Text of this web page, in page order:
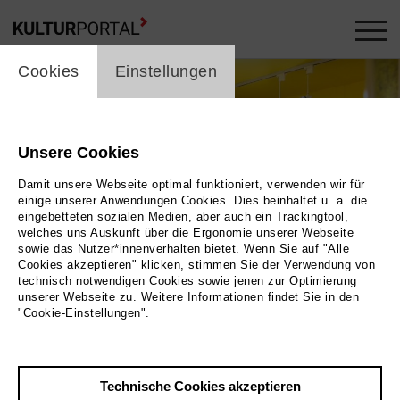
cookie_layer
Cookies Einstellungen
Unsere Cookies
Damit unsere Webseite optimal funktioniert, verwenden wir für
einige unserer Anwendungen Cookies. Dies beinhaltet u. a. die
eingebetteten sozialen Medien, aber auch ein Trackingtool,
welches uns Auskunft über die Ergonomie unserer Webseite
sowie das Nutzer*innenverhalten bietet. Wenn Sie auf "Alle
Cookies akzeptieren" klicken, stimmen Sie der Verwendung von
technisch notwendigen Cookies sowie jenen zur Optimierung
unserer Webseite zu. Weitere Informationen findet Sie in den
"Cookie-Einstellungen".
Technische Cookies akzeptieren